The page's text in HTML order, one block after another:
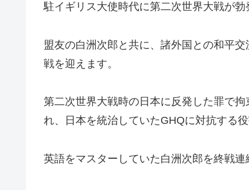
駐イギリス大使時代に第二次世界大戦が勃
盟友の白洲次郎と共に、諸外国との和平
戦を迎えます。
第二次世界大戦時の日本に反発した罪で
れ、日本を統治していたGHQに対抗する
英語をマスターしていた白洲次郎を終戦